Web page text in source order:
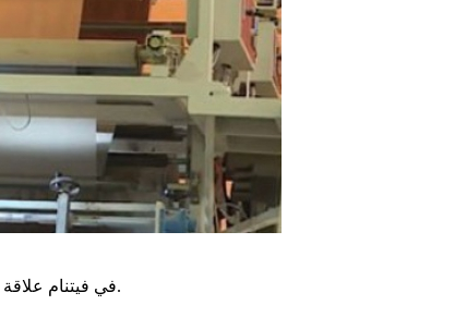
تقيم العلامات التجارية الشهيرة لأرضية PVC في فيتنام علاقة طويلة الأمد مع شركتنا.